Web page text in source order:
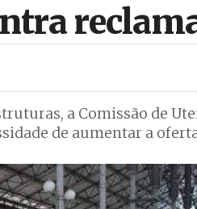
a Comissão de
de aumentar a